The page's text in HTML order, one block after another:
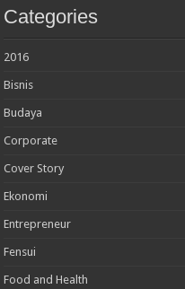
Categories
2016
Bisnis
Budaya
Corporate
Cover Story
Ekonomi
Entrepreneur
Fensui
Food and Health